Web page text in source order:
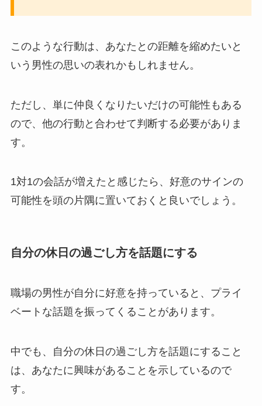
このような行動は、あなたとの距離を縮めたいと
いう男性の思いの表れかもしれません。
ただし、単に仲良くなりたいだけの可能性もある
ので、他の行動と合わせて判断する必要がありま
す。
1対1の会話が増えたと感じたら、好意のサインの
可能性を頭の片隅に置いておくと良いでしょう。
自分の休日の過ごし方を話題にする
職場の男性が自分に好意を持っていると、プライ
ベートな話題を振ってくることがあります。
中でも、自分の休日の過ごし方を話題にすること
は、あなたに興味があることを示しているので
す。